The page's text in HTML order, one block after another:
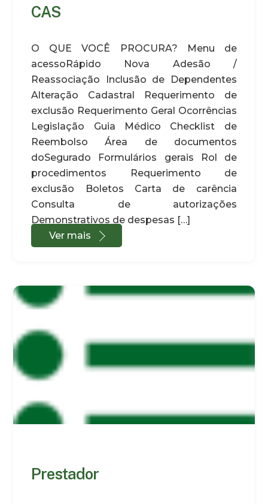
CAS
O QUE VOCÊ PROCURA? Menu de
acessoRápido Nova Adesão /
Reassociação Inclusão de Dependentes
Alteração Cadastral Requerimento de
exclusão Requerimento Geral Ocorrências
Legislação Guia Médico Checklist de
Reembolso Área de documentos
doSegurado Formulários gerais Rol de
procedimentos Requerimento de
exclusão Boletos Carta de carência
Consulta de autorizações
Demonstrativos de despesas […]
Ver mais
Prestador